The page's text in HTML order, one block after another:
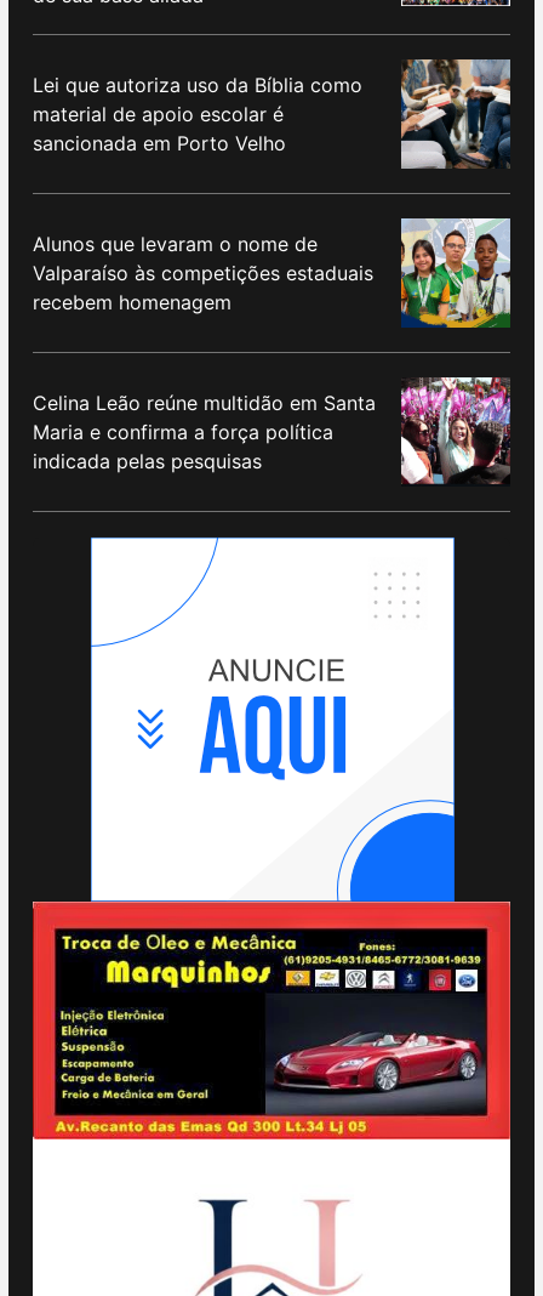
Lei que autoriza uso da Bíblia como
material de apoio escolar é
sancionada em Porto Velho
Alunos que levaram o nome de
Valparaíso às competições estaduais
recebem homenagem
Celina Leão reúne multidão em Santa
Maria e confirma a força política
indicada pelas pesquisas